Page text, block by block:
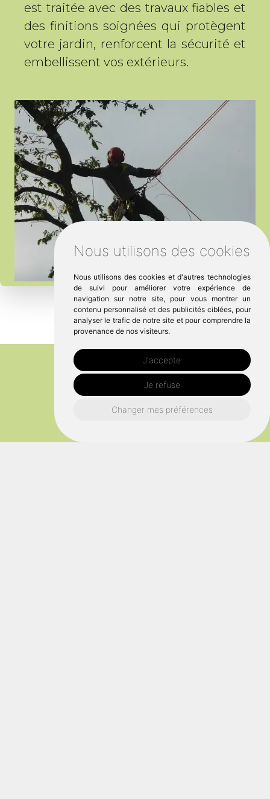
Nous utilisons des cookies
Nous utilisons des cookies et d'autres technologies
de suivi pour améliorer votre expérience de
navigation sur notre site, pour vous montrer un
contenu personnalisé et des publicités ciblées, pour
analyser le trafic de notre site et pour comprendre la
provenance de nos visiteurs.
J'accepte
Je refuse
Changer mes préférences
est traitée avec des travaux fiables et
des finitions soignées qui protègent
votre jardin, renforcent la sécurité et
embellissent vos extérieurs.